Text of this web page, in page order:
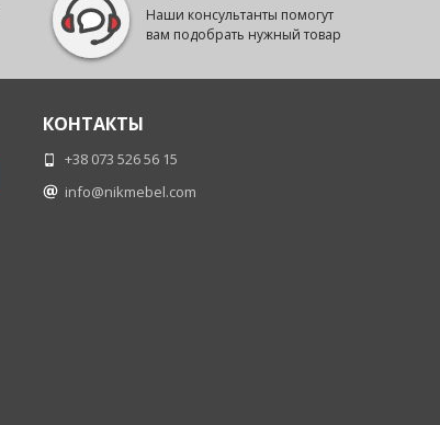
Наши консультанты помогут
вам подобрать нужный товар
КОНТАКТЫ
+38 073 526 56 15
info@nikmebel.com